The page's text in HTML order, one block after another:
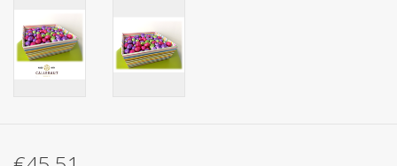
Verpakking
Kantoorbenodigdheden